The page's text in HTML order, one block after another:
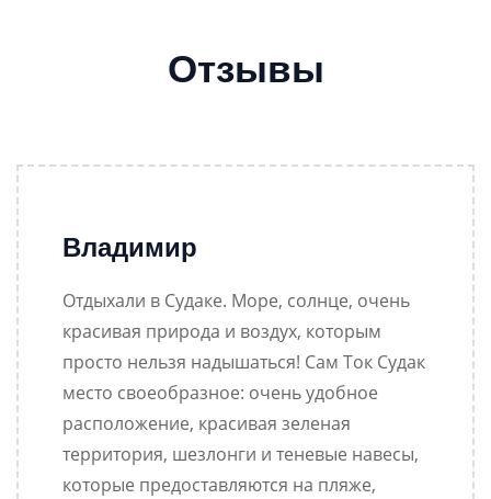
Отзывы
Владимир
Отдыхали в Судаке. Море, солнце, очень
красивая природа и воздух, которым
просто нельзя надышаться! Сам Ток Судак
место своеобразное: очень удобное
расположение, красивая зеленая
территория, шезлонги и теневые навесы,
которые предоставляются на пляже,